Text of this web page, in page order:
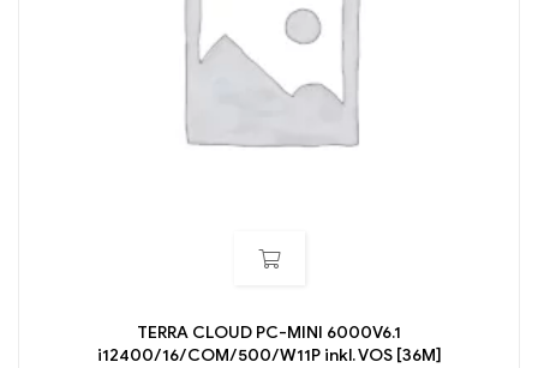
TERRA CLOUD PC-MINI 6000V6.1
i12400/16/COM/500/W11P inkl. VOS [36M]